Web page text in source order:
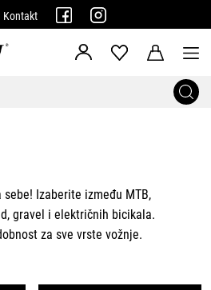
Kontakt
Izaberite između MTB,
gravel i električnih bicikala.
za sve vrste vožnje.